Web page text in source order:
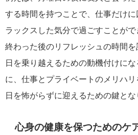
する時間を持つことで、仕事だけに
ラックスした気分で過ごすことが
終わった後のリフレッシュの時間
日を乗り越えるための動機付けに
に、仕事とプライベートのメリハ
日を怖がらずに迎えるための鍵とな
心身の健康を保つためのケ